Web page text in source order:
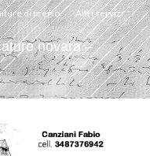
di pregio Altri servizi
novara –